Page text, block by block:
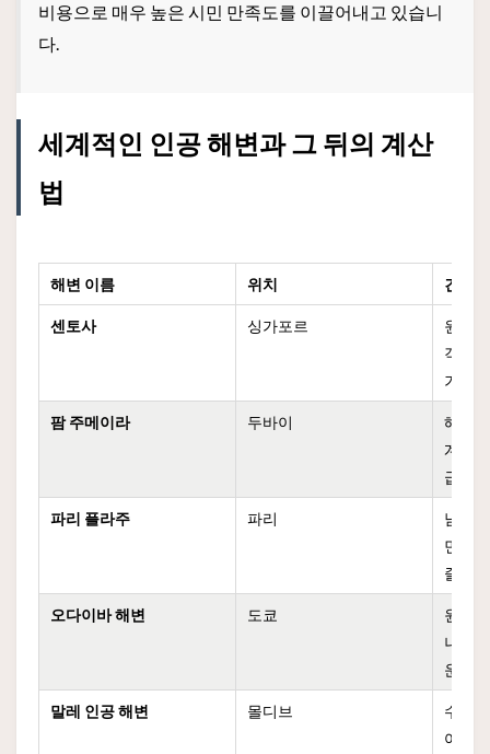
비용으로 매우 높은 시민 만족도를 이끌어내고 있습니
다.
세계적인 인공 해변과 그 뒤의 계산
법
해변 이름 위치 건설
센토사 싱가포르
원래
객의
기 위
팜 주메이라 두바이
해안
계 부
급 주
파리 플라주 파리
남프
민들
즐기
오다이바 해변 도쿄
원래
나, 이
운반
말레 인공 해변 몰디브
수도
여 주